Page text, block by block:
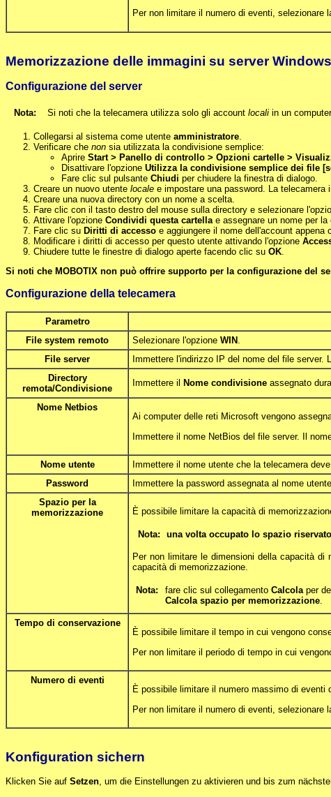
Per non limitare il numero di eventi, selezionare
Memorizzazione delle immagini su server Windows
Configurazione del server
Nota: Si noti che la telecamera utilizza solo gli account locali in un
Collegarsi al sistema come utente amministratore
Verificare che non sia utilizzata la condivisione semplice:
Aprire Start > Panello di controllo > Opzioni cartelle >
Disattivare l'opzione Utilizza la condivisione semplice dei file
Fare clic sul pulsante Chiudi per chiudere la finestra di dialogo.
Creare un nuovo utente locale e impostare una password. La
Creare una nuova directory con un nome a scelta.
Fare clic con il tasto destro del mouse sulla directory e selezionare
Attivare l'opzione Condividi questa cartella e assegnare un nome per la
Fare clic su Diritti di accesso e aggiungere il nome dell'account appena
Modificare i diritti di accesso per questo utente attivando l'opzione
Chiudere tutte le finestre di dialogo aperte facendo clic su OK
Si noti che MOBOTIX non può offrire supporto per la configurazione del
Configurazione della telecamera
Parametro
File system remoto
Selezionare l'opzione WIN
File server
Immettere l'indirizzo IP del nome del file server.
Directory
remota/Condivisione
Immettere il Nome condivisione assegnato
Nome Netbios
Ai computer delle reti Microsoft vengono
Immettere il nome NetBios del file server. Il
Nome utente
Immettere il nome utente che la telecamera
Password
Immettere la password assegnata al nome utente.
Spazio per la
memorizzazione
È possibile limitare la capacità di
Nota: una volta occupato lo spazio
Per non limitare le dimensioni della capacità
capacità di memorizzazione.
Nota: fare clic sul collegamento Calcolaper
Calcola spazio per memorizzazione.
Tempo di conservazione
È possibile limitare il tempo in cui vengono
Per non limitare il periodo di tempo in cui
Numero di eventi
È possibile limitare il numero massimo di
Per non limitare il numero di eventi, selezionare
Konfiguration sichern
Klicken Sie auf Setzen , um die Einstellungen zu aktivieren und bis zum